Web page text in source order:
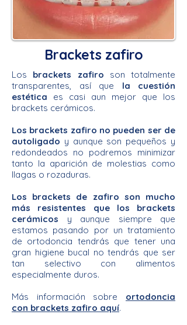
Brackets zafiro
Los brackets zafiro son totalmente
transparentes, así que la cuestión
estética es casi aun mejor que los
brackets cerámicos.
Los brackets zafiro no pueden ser de
autoligado y aunque son pequeños y
redondeados no podremos minimizar
tanto la aparición de molestias como
llagas o rozaduras.
Los brackets de zafiro son mucho
más resistentes que los brackets
cerámicos y aunque siempre que
estamos pasando por un tratamiento
de ortodoncia tendrás que tener una
gran higiene bucal no tendrás que ser
tan selectivo con alimentos
especialmente duros.
​Más información sobre ortodoncia
con brackets zafiro aquí.